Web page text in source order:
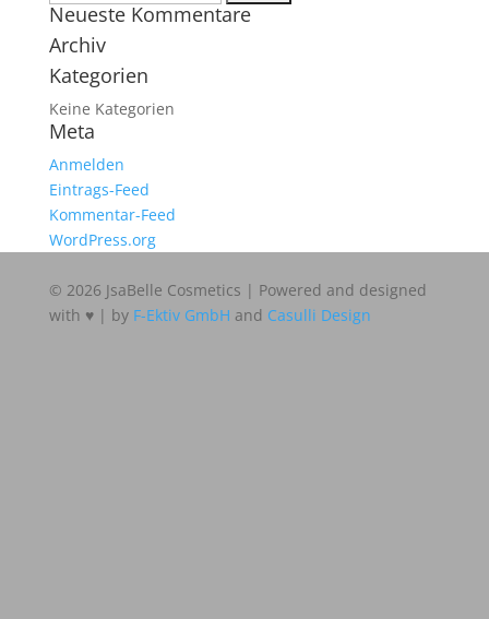
nach:
Neueste Kommentare
Archiv
Kategorien
Keine Kategorien
Meta
Anmelden
Eintrags-Feed
Kommentar-Feed
WordPress.org
© 2026 JsaBelle Cosmetics | Powered and designed
with ♥ | by F-Ektiv GmbH and Casulli Design